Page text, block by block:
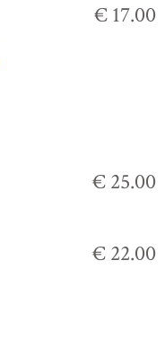
€ 17.00
€ 25.00
€ 22.00